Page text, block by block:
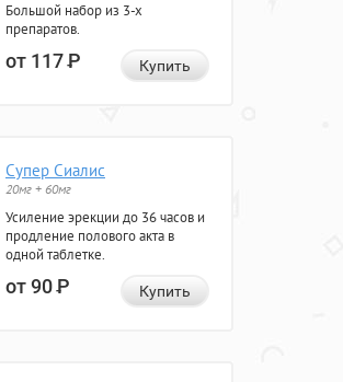
Большой набор из 3-х
препаратов.
от 117Р Купить
Супер Сиалис
20мг + 60мг
Усиление эрекции до 36 часов и
продление полового акта в
одной таблетке.
от 90Р Купить